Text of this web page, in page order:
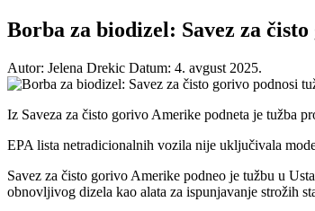
Borba za biodizel: Savez za
Autor: Jelena Drekic Datum: 4. avgust 2025.
Iz Saveza za čisto gorivo Amerike podneta je tužba
EPA lista netradicionalnih vozila nije uključivala
Savez za čisto gorivo Amerike podneo je tužbu u
obnovljivog dizela kao alata za ispunjavanje strožih